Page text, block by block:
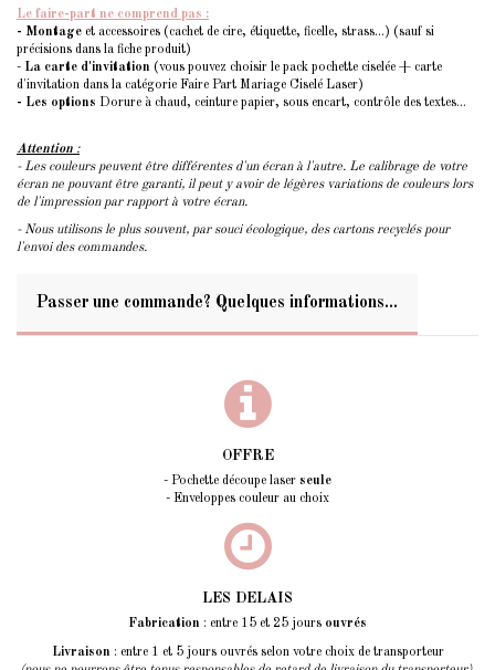
Le faire-part ne comprend pas :
- Montage et accessoires (cachet de cire, étiquette, ficelle, strass...) (sauf si
précisions dans la fiche produit)
- La carte d'invitation (vous pouvez choisir le pack pochette ciselée + carte
d'invitation dans la catégorie Faire Part Mariage Ciselé Laser)
- Les options Dorure à chaud, ceinture papier, sous encart, contrôle des textes...
Attention :
- Les couleurs peuvent être différentes d'un écran à l'autre. Le calibrage de votre
écran ne pouvant être garanti, il peut y avoir de légères variations de couleurs lors
de l'impression par rapport à votre écran.
- Nous utilisons le plus souvent, par souci écologique, des cartons recyclés pour
l'envoi des commandes.
Passer une commande? Quelques informations...
OFFRE
- Pochette découpe laser seule
- Enveloppes couleur au choix
LES DELAIS
Fabrication : entre 15 et 25 jours ouvrés
Livraison : entre 1 et 5 jours ouvrés selon votre choix de transporteur